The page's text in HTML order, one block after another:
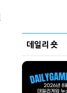
데일리 숏